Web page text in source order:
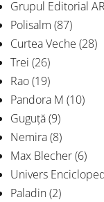
Grupul Editorial
Polisalm (87)
Curtea Veche (28)
Trei (26)
Rao(19)
Pandora M (10)
Guguță(9)
Nemira(8)
Max Blecher(6)
Univers
Paladin(2)